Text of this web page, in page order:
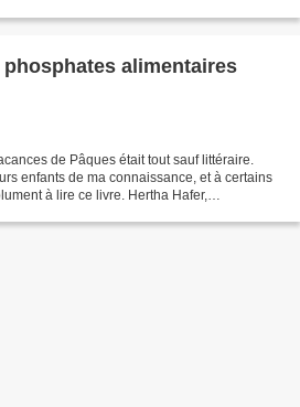
phosphates alimentaires
de Pâques était tout sauf littéraire.
enfants de ma connaissance, et à certains
à lire ce livre. Hertha Hafer,